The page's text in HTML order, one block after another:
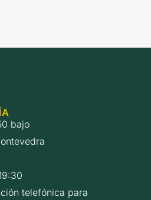
bajo
telefónica para